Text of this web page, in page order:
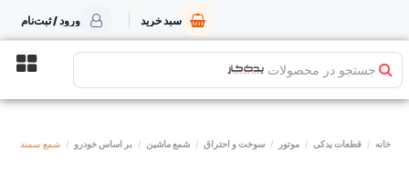
سبد خرید ورود / ثبت‌نام
جستجو در محصولات
خانه قطعات یدکی موتور سوخت و احتراق شمع ماشین بر اساس خودرو شمع سمند